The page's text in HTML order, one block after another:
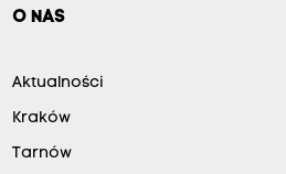
O NAS
Aktualności
Kraków
Tarnów